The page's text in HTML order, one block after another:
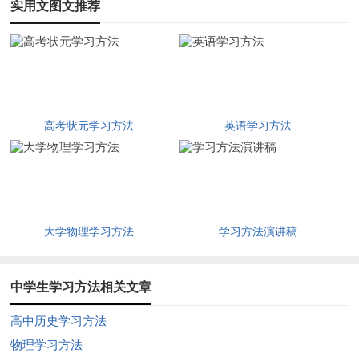
实用文图文推荐
高考状元学习方法 英语学习方法
大学物理学习方法 学习方法演讲稿
中学生学习方法相关文章
高中历史学习方法
物理学习方法